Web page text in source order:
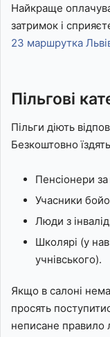
Найкраще
затримок і
23 маршрутка
Пільгові
Пільги діють
Безкоштовно
Пенсіонери за
Учасники
Люди з
Школярі (у
учнівського).
Якщо в салоні
просять
неписане правило